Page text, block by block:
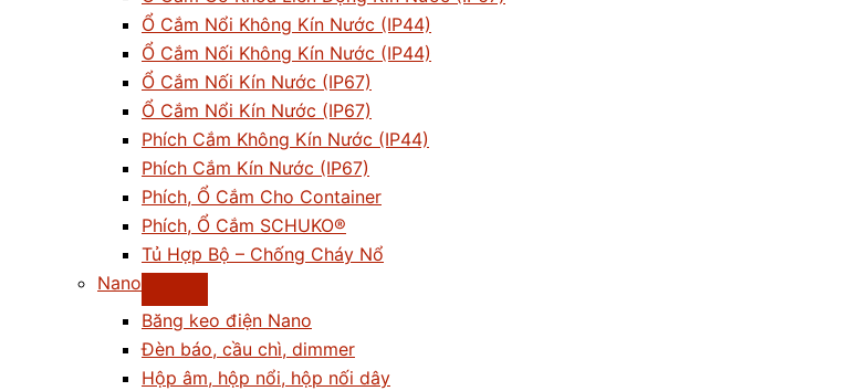
Ổ Cắm Nổi Không Kín Nước (IP44)
Ổ Cắm Nối Không Kín Nước (IP44)
Ổ Cắm Nối Kín Nước (IP67)
Ổ Cắm Nổi Kín Nước (IP67)
Phích Cắm Không Kín Nước (IP44)
Phích Cắm Kín Nước (IP67)
Phích, Ổ Cắm Cho Container
Phích, Ổ Cắm SCHUKO®
Tủ Hợp Bộ – Chống Cháy Nổ
Nano
Băng keo điện Nano
Đèn báo, cầu chì, dimmer
Hộp âm, hộp nổi, hộp nối dây